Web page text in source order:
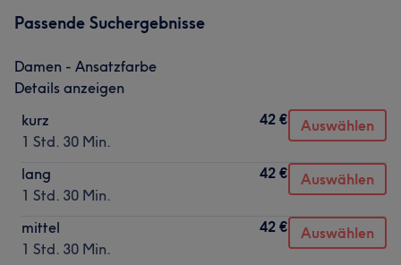
Passende Suchergebnisse
Damen - Ansatzfarbe
Details anzeigen
kurz
1 Std. 30 Min.
42 € Auswählen
lang
1 Std. 30 Min.
42 € Auswählen
mittel
1 Std. 30 Min.
42 € Auswählen